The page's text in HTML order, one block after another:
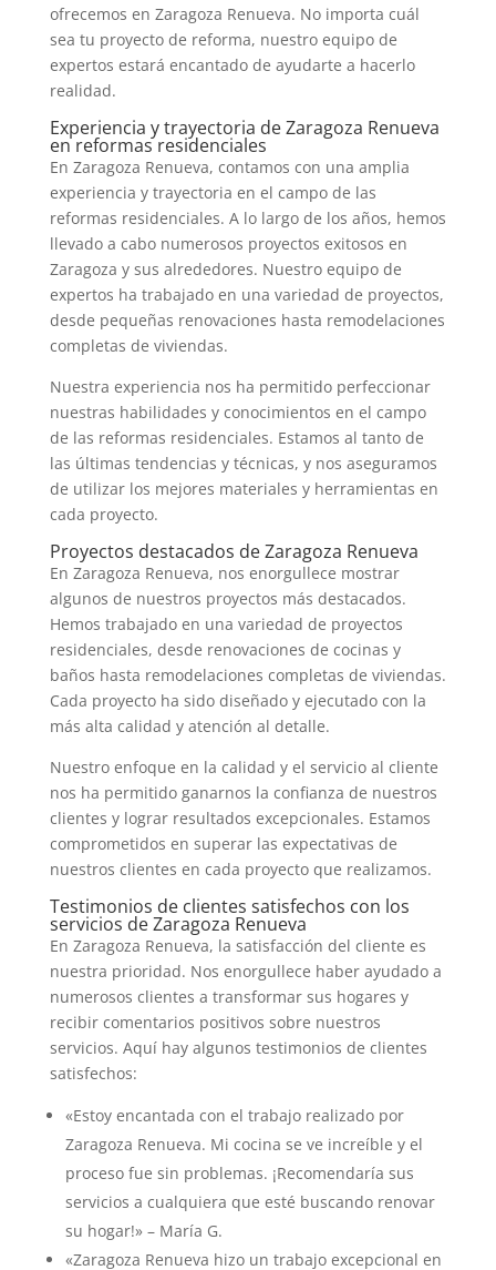
ofrecemos en Zaragoza Renueva. No importa cuál
sea tu proyecto de reforma, nuestro equipo de
expertos estará encantado de ayudarte a hacerlo
realidad.
Experiencia y trayectoria de Zaragoza Renueva
en reformas residenciales
En Zaragoza Renueva, contamos con una amplia
experiencia y trayectoria en el campo de las
reformas residenciales. A lo largo de los años, hemos
llevado a cabo numerosos proyectos exitosos en
Zaragoza y sus alrededores. Nuestro equipo de
expertos ha trabajado en una variedad de proyectos,
desde pequeñas renovaciones hasta remodelaciones
completas de viviendas.
Nuestra experiencia nos ha permitido perfeccionar
nuestras habilidades y conocimientos en el campo
de las reformas residenciales. Estamos al tanto de
las últimas tendencias y técnicas, y nos aseguramos
de utilizar los mejores materiales y herramientas en
cada proyecto.
Proyectos destacados de Zaragoza Renueva
En Zaragoza Renueva, nos enorgullece mostrar
algunos de nuestros proyectos más destacados.
Hemos trabajado en una variedad de proyectos
residenciales, desde renovaciones de cocinas y
baños hasta remodelaciones completas de viviendas.
Cada proyecto ha sido diseñado y ejecutado con la
más alta calidad y atención al detalle.
Nuestro enfoque en la calidad y el servicio al cliente
nos ha permitido ganarnos la confianza de nuestros
clientes y lograr resultados excepcionales. Estamos
comprometidos en superar las expectativas de
nuestros clientes en cada proyecto que realizamos.
Testimonios de clientes satisfechos con los
servicios de Zaragoza Renueva
En Zaragoza Renueva, la satisfacción del cliente es
nuestra prioridad. Nos enorgullece haber ayudado a
numerosos clientes a transformar sus hogares y
recibir comentarios positivos sobre nuestros
servicios. Aquí hay algunos testimonios de clientes
satisfechos:
«Estoy encantada con el trabajo realizado por
Zaragoza Renueva. Mi cocina se ve increíble y el
proceso fue sin problemas. ¡Recomendaría sus
servicios a cualquiera que esté buscando renovar
su hogar!» – María G.
«Zaragoza Renueva hizo un trabajo excepcional en